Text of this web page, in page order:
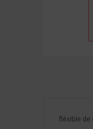
fléxible de